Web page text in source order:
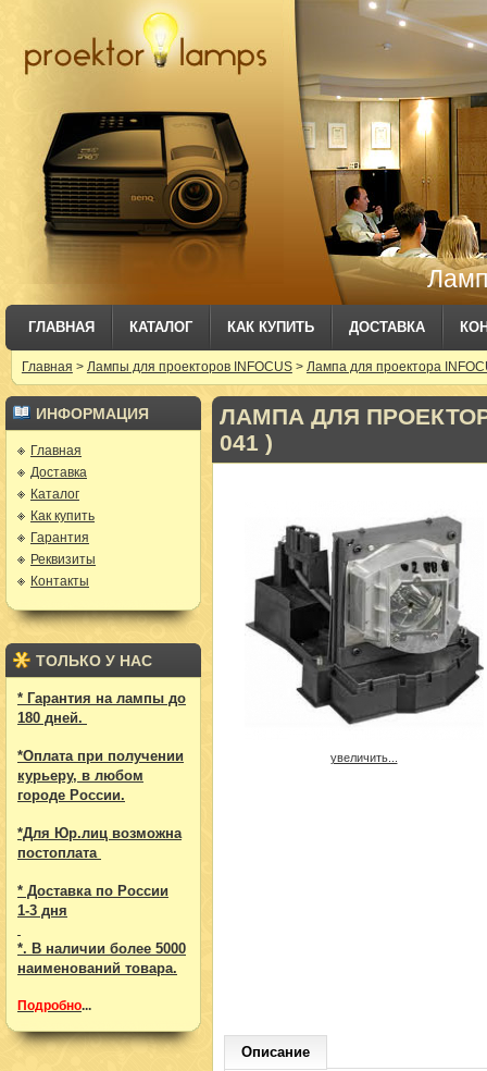
ГЛАВНАЯ КАТАЛОГ КАК КУПИТЬ ДОСТАВКА
Главная > Лампы для проекторов INFOCUS> Лампа для проектора
ИНФОРМАЦИЯ
Главная
Доставка
Каталог
Как купить
Гарантия
Реквизиты
Контакты
ТОЛЬКО У НАС
* Гарантия на лампы до
180 дней.
*Оплата при получении
курьеру, в любом
городе России.
*Для Юр.лиц возможна
постоплата
* Доставка по России
1-3 дня
*. В наличии более 5000
наименований товара.
Подробно...
ЛАМПА ДЛЯ ПРОЕКТОРА
041 )
увеличить...
Описание